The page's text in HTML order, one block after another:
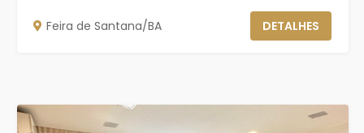
Feira de Santana/BA DETALHES